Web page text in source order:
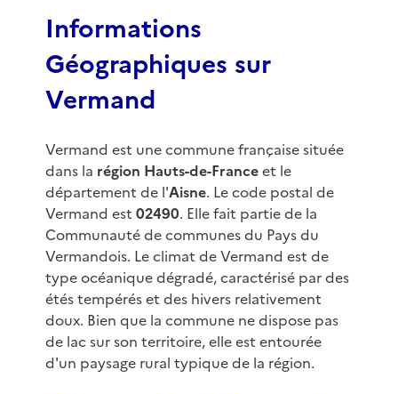
Informations
Géographiques sur
Vermand
Vermand est une commune française située
dans la région Hauts-de-Franceet le
département de l'Aisne. Le code postal de
Vermand est 02490. Elle fait partie de la
Communauté de communes du Pays du
Vermandois. Le climat de Vermand est de
type océanique dégradé, caractérisé par des
étés tempérés et des hivers relativement
doux. Bien que la commune ne dispose pas
de lac sur son territoire, elle est entourée
d'un paysage rural typique de la région.